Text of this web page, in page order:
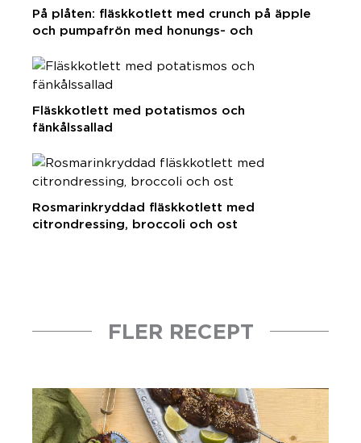
På plåten: fläskkotlett med crunch på äpple
och pumpafrön med honungs- och
Fläskkotlett med potatismos och
fänkålssallad
Rosmarinkryddad fläskkotlett med
citrondressing, broccoli och ost
FLER RECEPT